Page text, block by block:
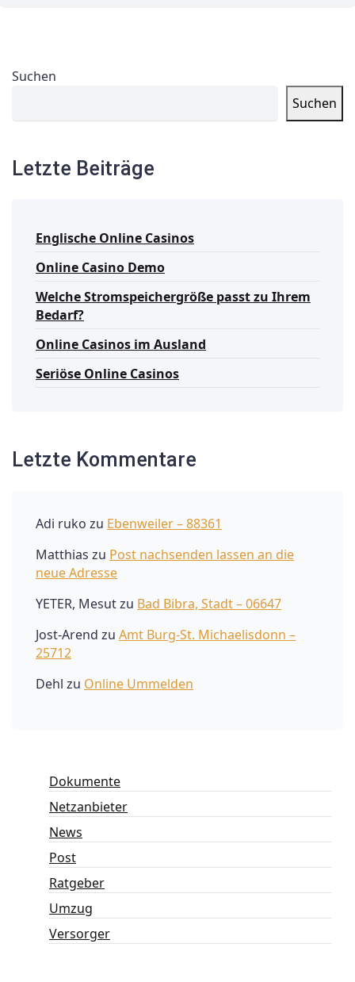
Suchen
Suchen
Letzte Beiträge
Englische Online Casinos
Online Casino Demo
Welche Stromspeichergröße passt zu Ihrem
Bedarf?
Online Casinos im Ausland
Seriöse Online Casinos
Letzte Kommentare
Adi ruko zu Ebenweiler – 88361
Matthias zu Post nachsenden lassen an die
neue Adresse
YETER, Mesutzu Bad Bibra, Stadt – 06647
Jost-Arend zu Amt Burg-St. Michaelisdonn –
25712
Dehl zu Online Ummelden
Dokumente
Netzanbieter
News
Post
Ratgeber
Umzug
Versorger